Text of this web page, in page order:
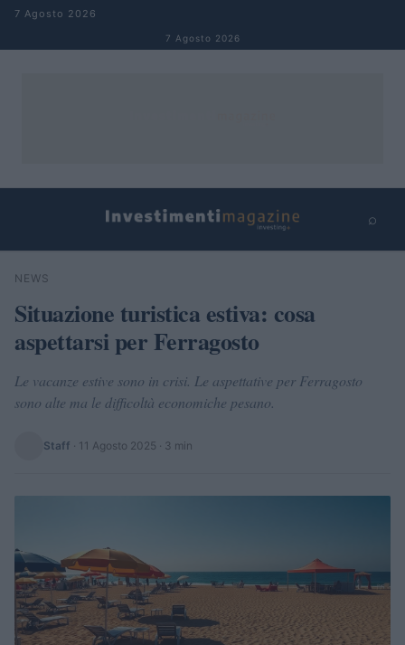
Salta al contenuto
7 Agosto 2026
7 Agosto 2026
⌕
Cerca
NEWS
Situazione turistica estiva: cosa
aspettarsi per Ferragosto
Le vacanze estive sono in crisi. Le aspettative per Ferragosto
sono alte ma le difficoltà economiche pesano.
Staff · 11 Agosto 2025 · 3 min